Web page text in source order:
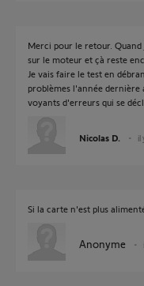
Merci pour le retour.
sur le moteur et çà reste
Je vais faire le test en
problèmes l'année dernière
voyants d'erreurs qui se
Nicolas D. il
Si la carte n'est plus
Anonyme